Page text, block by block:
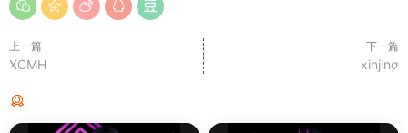
上一篇
XCMH
下一篇
xinjing